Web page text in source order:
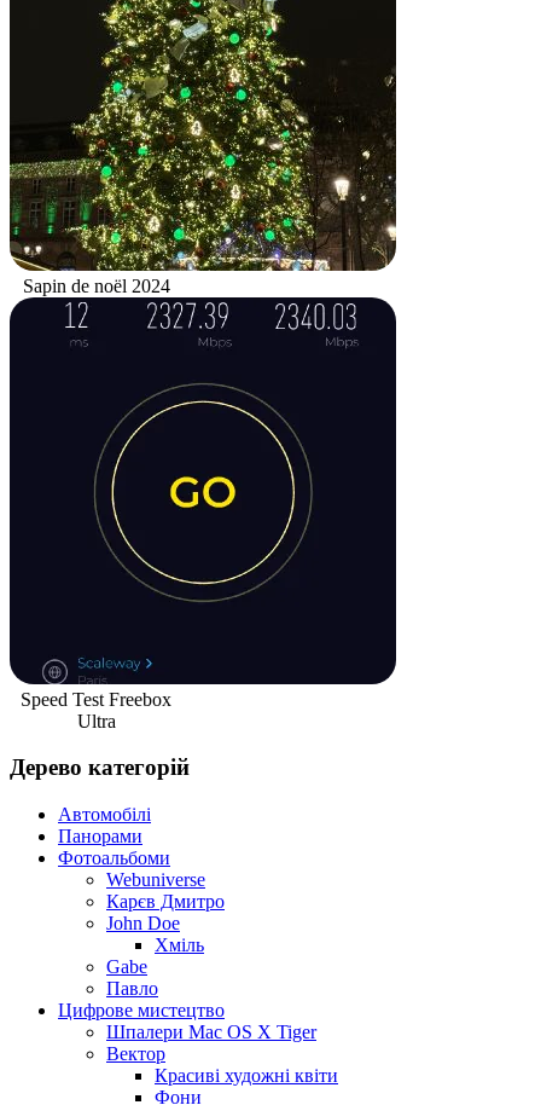
Sapin de noël 2024
Speed Test Freebox
Ultra
Дерево категорій
Автомобілі
Панорами
Фотоальбоми
Webuniverse
Карєв Дмитро
John Doe
Хміль
Gabe
Павло
Цифрове мистецтво
Шпалери Mac OS X Tiger
Вектор
Красиві художні квіти
Фони